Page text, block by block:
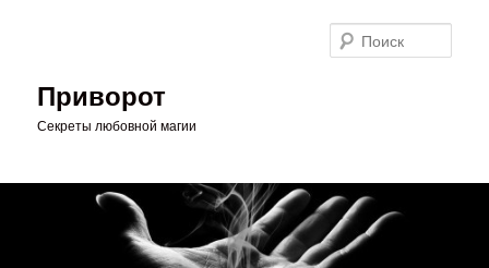
Приворот
Секреты любовной магии